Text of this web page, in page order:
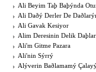
Ali Beyim Taþ Baþýnda
Ali Daðý Derler De
Ali Gavak Kesiyor
Alim Deresinin Delik
Ali'm Gitme Pazara
Ali'nin Sýrrý
Alýverin Baðlamamý